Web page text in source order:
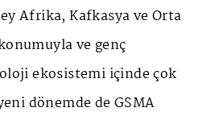
Afrika, Kafkasya ve Orta
ve genç
ekosistemi içinde çok
dönemde de GSMA